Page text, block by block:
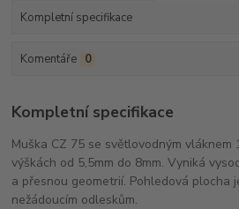
Kompletní specifikace
Komentáře 0
Kompletní specifikace
Muška CZ 75 se světlovodným vláknem
výškách od 5,5mm do 8mm. Vyniká
a přesnou geometrií. Pohledová plocha
nežádoucím odleskům.